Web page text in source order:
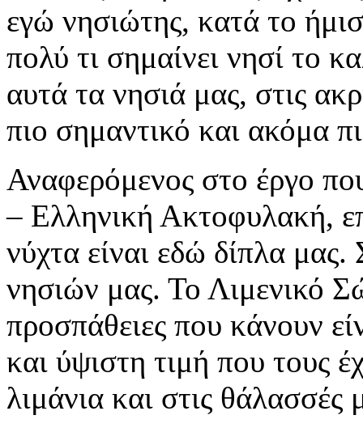
εγώ νησιώτης, κατά το
πολύ τι σημαίνει νησί το
αυτά τα νησιά μας, στις
πιο σημαντικό και ακόμα
Αναφερόμενος στο έργο
– Ελληνική Ακτοφυλακή,
νύχτα είναι εδώ δίπλα μας.
νησιών μας. Το Λιμενικό
προσπάθειες που κάνουν
και ύψιστη τιμή που τους
λιμάνια και στις